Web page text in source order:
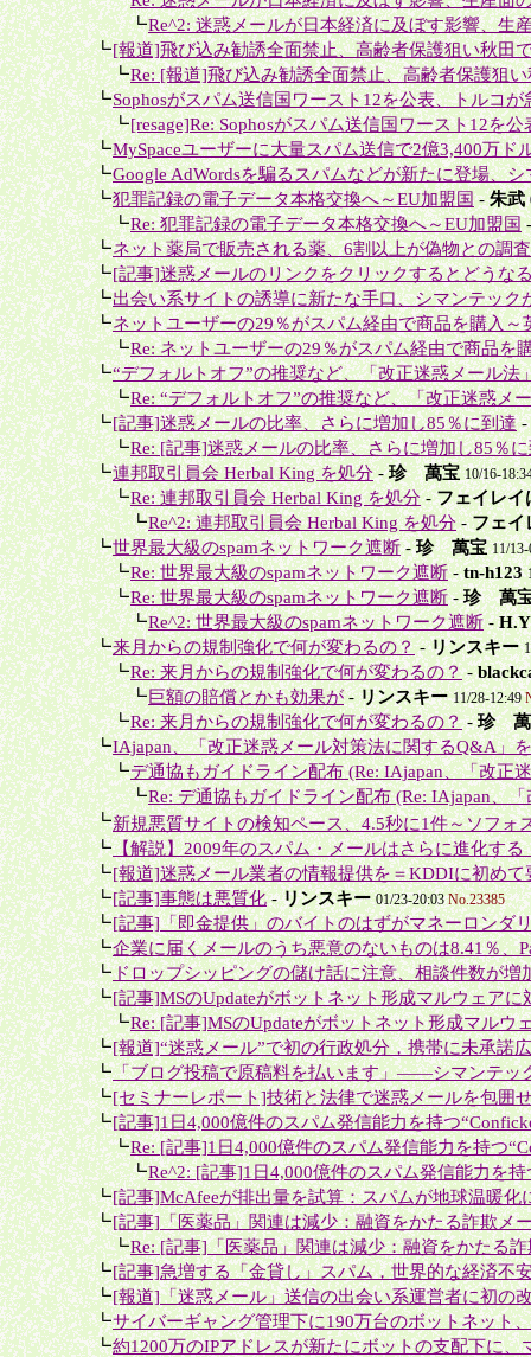
＋＋＋┗Re^2: 迷惑メールが日本経済に及ぼす影響、生
＋┗[報道]飛び込み勧誘全面禁止、高齢者保護狙い秋田
＋＋┗Re: [報道]飛び込み勧誘全面禁止、高齢者保護狙
＋┗Sophosがスパム送信国ワースト12を公表、トルコが
＋＋┗[resage]Re: Sophosがスパム送信国ワースト12を
＋┗MySpaceユーザーに大量スパム送信で2億3,400万ド
＋┗Google AdWordsを騙るスパムなどが新たに登場、
＋┗犯罪記録の電子データ本格交換へ～EU加盟国-朱武
＋＋┗Re: 犯罪記録の電子データ本格交換へ～EU加盟国
＋┗ネット薬局で販売される薬、6割以上が偽物との調
＋┗[記事]迷惑メールのリンクをクリックするとどうな
＋┗出会い系サイトの誘導に新たな手口、シマンテック
＋┗ネットユーザーの29％がスパム経由で商品を購入～
＋＋┗Re: ネットユーザーの29％がスパム経由で商品を
＋┗“デフォルトオフ”の推奨など、「改正迷惑メール法
＋＋┗Re: “デフォルトオフ”の推奨など、「改正迷惑メ
＋┗[記事]迷惑メールの比率、さらに増加し85％に到達-
＋＋┗Re: [記事]迷惑メールの比率、さらに増加し85％
＋┗連邦取引員会 Herbal King を処分-珍 萬宝 10/16-
＋＋┗Re: 連邦取引員会 Herbal King を処分-フェイレイ
＋＋＋┗Re^2: 連邦取引員会 Herbal King を処分-フェイ
＋┗世界最大級のspamネットワーク遮断-珍 萬宝 11/
＋＋┗Re: 世界最大級のspamネットワーク遮断-tn-h123
＋＋┗Re: 世界最大級のspamネットワーク遮断-珍 萬
＋＋＋┗Re^2: 世界最大級のspamネットワーク遮断-H.Y
＋┗来月からの規制強化で何が変わるの？-リンスキー
＋＋┗Re: 来月からの規制強化で何が変わるの？-
＋＋＋┗巨額の賠償とかも効果が-リンスキー11/28-12:49
＋＋┗Re: 来月からの規制強化で何が変わるの？-珍 萬
＋┗IAjapan、「改正迷惑メール対策法に関するQ&A」
＋＋┗デ通協もガイドライン配布 (Re: IAjapan、「改正
＋＋＋┗Re: デ通協もガイドライン配布 (Re: IAjapan、
＋┗新規悪質サイトの検知ペース、4.5秒に1件～ソフォ
＋┗【解説】2009年のスパム・メールはさらに進化する
＋┗[報道]迷惑メール業者の情報提供を＝KDDIに初めて
＋┗[記事]事態は悪質化-リンスキー 01/23-20:03No.23385
＋┗[記事]「即金提供」のバイトのはずがマネーロンダ
＋┗企業に届くメールのうち悪意のないものは8.41％、
＋┗ドロップシッピングの儲け話に注意、相談件数が増
＋┗[記事]MSのUpdateがボットネット形成マルウェアに
＋＋┗Re: [記事]MSのUpdateがボットネット形成マルウ
＋┗[報道]“迷惑メール”で初の行政処分，携帯に未承諾
＋┗「ブログ投稿で原稿料を払います」――シマンテッ
＋┗[セミナーレポート]技術と法律で迷惑メールを包囲
＋┗[記事]1日4,000億件のスパム発信能力を持つ
＋＋┗Re: [記事]1日4,000億件のスパム発信能力を持つ
＋＋＋┗Re^2: [記事]1日4,000億件のスパム発信能力を持
＋┗[記事]McAfeeが排出量を試算：スパムが地球温暖化
＋┗[記事]「医薬品」関連は減少：融資をかたる詐欺メ
＋＋┗Re: [記事]「医薬品」関連は減少：融資をかたる
＋┗[記事]急増する「金貸し」スパム，世界的な経済不
＋┗[報道]「迷惑メール」送信の出会い系運営者に初の
＋┗サイバーギャング管理下に190万台のボットネット
＋┗約1200万のIPアドレスが新たにボットの支配下に、